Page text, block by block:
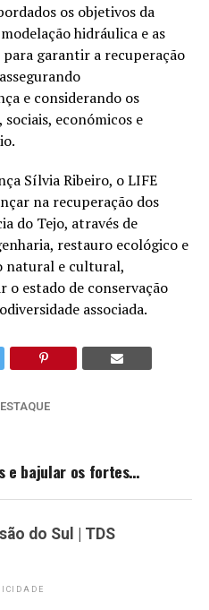
os objetivos da
hidráulica e as
garantir a recuperação
e considerando os
económicos e
Sílvia Ribeiro, o LIFE
na recuperação dos
do Tejo, através de
restauro ecológico e
natural e cultural,
estado de conservação
associada.
e bajular os fortes…
do Sul | TDS